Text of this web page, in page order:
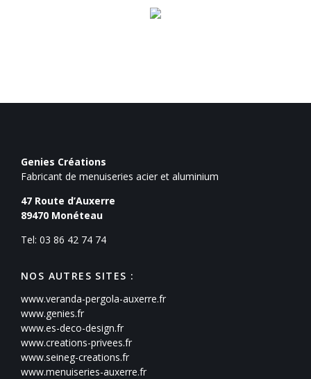
Genies Créations
Fabricant de menuiseries acier et aluminium
47 Route d’Auxerre
89470 Monéteau
Tel: 03 86 42 74 74
NOS AUTRES SITES :
www.veranda-pergola-auxerre.fr
www.genies.fr
www.es-deco-design.fr
www.creations-privees.fr
www.seineg-creations.fr
www.menuiseries-auxerre.fr